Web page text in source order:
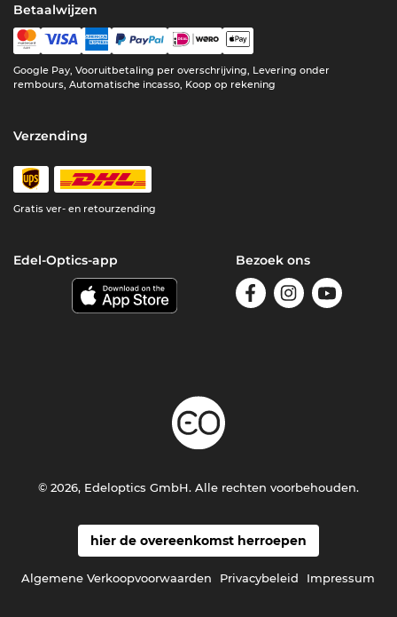
Betaalwijzen
Google Pay, Vooruitbetaling per overschrijving, Levering onder
rembours, Automatische incasso, Koop op rekening
Verzending
Gratis ver- en retourzending
Edel-Optics-app Bezoek ons
hier de overeenkomst herroepen
Algemene Verkoopvoorwaarden Privacybeleid Impressum
© 2026, Edeloptics GmbH. Alle rechten voorbehouden.